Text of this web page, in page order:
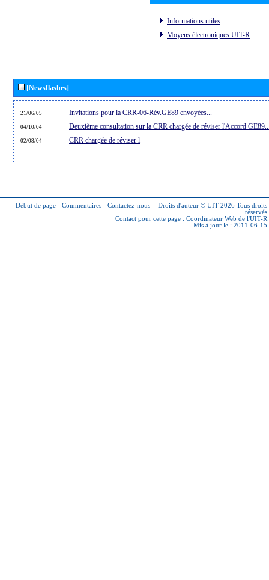
Informations utiles
Moyens électroniques UIT-R
[Newsflashes]
21/06/05 Invitations pour la CRR-06-Rév.GE89 envoyées...
04/10/04 Deuxième consultation sur la CRR chargée de réviser l'Accord
02/08/04 CRR chargée de réviser l
Début de page - Commentaires - Contactez-nous - Droits d'auteur © UIT 2026 Tous droits
réservés
Contact pour cette page : Coordinateur Web de l'UIT-R
Mis à jour le : 2011-06-15